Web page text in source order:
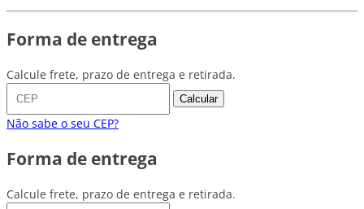
Forma de entrega
Calcule frete, prazo de entrega e retirada.
Calcular
Não sabe o seu CEP?
Forma de entrega
Calcule frete, prazo de entrega e retirada.